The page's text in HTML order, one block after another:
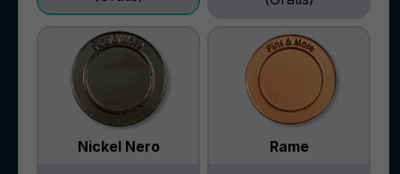
Nickel Nero Rame